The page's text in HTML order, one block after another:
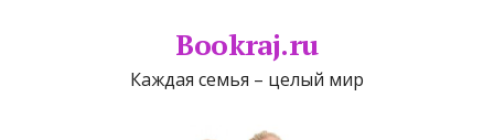
Bookraj.ru
Каждая семья – целый мир